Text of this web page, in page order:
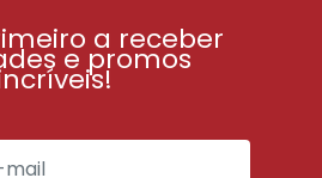
a receber
e promos